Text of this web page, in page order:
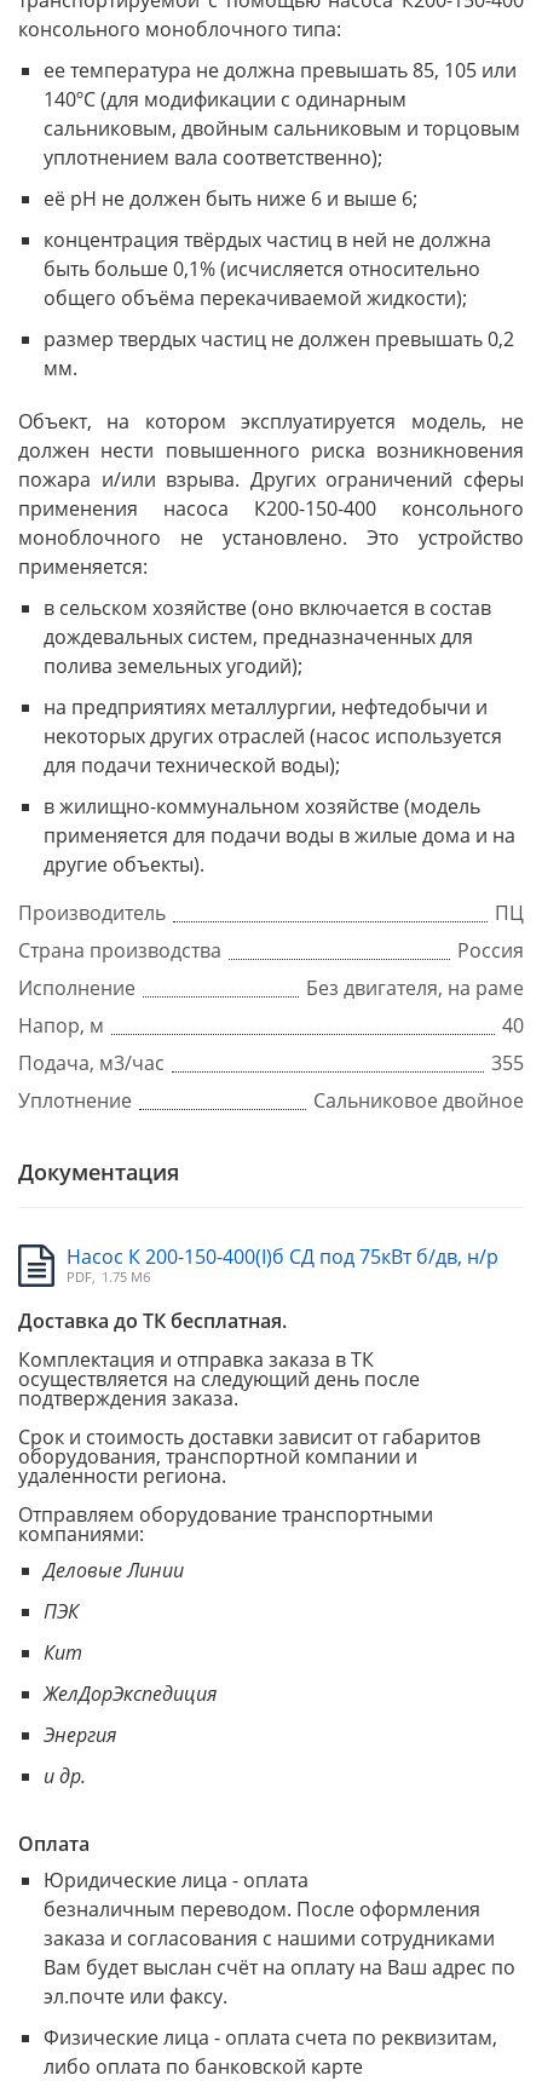
консольного моноблочного типа:
ее температура не должна превышать 85, 105 или
140ºС (для модификации с одинарным
сальниковым, двойным сальниковым и торцовым
уплотнением вала соответственно);
её pH не должен быть ниже 6 и выше 6;
концентрация твёрдых частиц в ней не должна
быть больше 0,1% (исчисляется относительно
общего объёма перекачиваемой жидкости);
размер твердых частиц не должен превышать 0,2
мм.
Объект, на котором эксплуатируется модель, не
должен нести повышенного риска возникновения
пожара и/или взрыва. Других ограничений сферы
применения насоса К200-150-400 консольного
моноблочного не установлено. Это устройство
применяется:
в сельском хозяйстве (оно включается в состав
дождевальных систем, предназначенных для
полива земельных угодий);
на предприятиях металлургии, нефтедобычи и
некоторых других отраслей (насос используется
для подачи технической воды);
в жилищно-коммунальном хозяйстве (модель
применяется для подачи воды в жилые дома и на
другие объекты).
Производитель
ПЦ
Страна производства
Россия
Исполнение
Без двигателя, на раме
Напор, м
40
Подача, м3/час
355
Уплотнение
Сальниковое двойное
Документация
Насос К 200-150-400(I)б СД под 75кВт б/дв, н/р
PDF, 1.75 Мб
Доставка до ТК бесплатная.
Комплектация и отправка заказа в ТК
осуществляется на следующий день после
подтверждения заказа.
Срок и стоимость доставки зависит от габаритов
оборудования, транспортной компании и
удаленности региона.
Отправляем оборудование транспортными
компаниями:
Деловые Линии
ПЭК
Кит
ЖелДорЭкспедиция
Энергия
и др.
Оплата
Юридические лица - оплата
безналичным переводом. После оформления
заказа и согласования с нашими сотрудниками
Вам будет выслан счёт на оплату на Ваш адрес по
эл.почте или факсу.
Физические лица - оплата счета по реквизитам,
либо оплата по банковской карте